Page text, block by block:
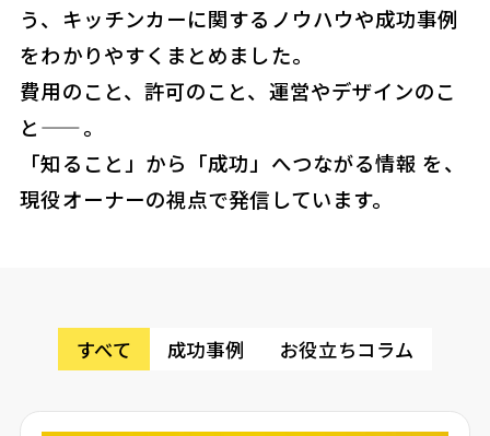
う、キッチンカーに関するノウハウや成功事例
をわかりやすくまとめました。
費用のこと、許可のこと、運営やデザインのこ
と——。
「知ること」から「成功」へつながる情報 を、
現役オーナーの視点で発信しています。
すべて 成功事例 お役立ちコラム